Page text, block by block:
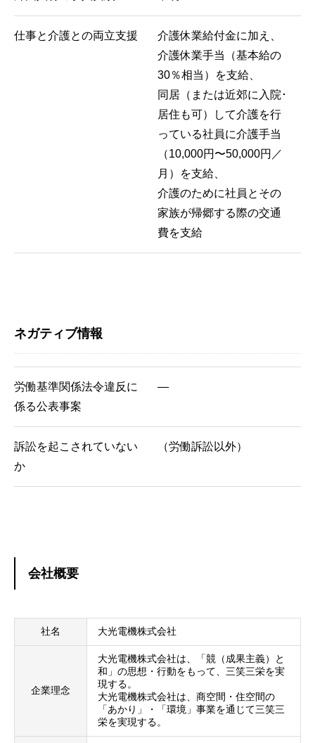
仕事と介護との両立支援
介護休業給付金に加え、
介護休業手当（基本給の
30％相当）を支給、
同居（または近郊に入院･
居住も可）して介護を行
っている社員に介護手当
（10,000円〜50,000円／
月）を支給、
介護のために社員とその
家族が帰郷する際の交通
費を支給
ネガティブ情報
労働基準関係法令違反に
係る公表事案
―
訴訟を起こされていない
か
（労働訴訟以外）
会社概要
社名 大光電機株式会社
企業理念
大光電機株式会社は、「競（成果主義）と
和」の思想・行動をもって、三笑三栄を実
現する。
大光電機株式会社は、商空間・住空間の
「あかり」・「環境」事業を通じて三笑三
栄を実現する。